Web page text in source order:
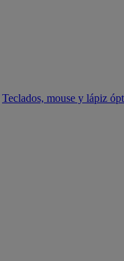
Teclados, mouse y lápiz